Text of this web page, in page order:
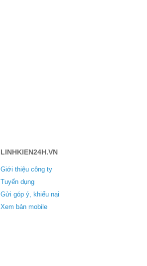
LINHKIEN24H.VN
Giới thiệu công ty
Tuyển dụng
Gửi góp ý, khiếu nại
Xem bản mobile